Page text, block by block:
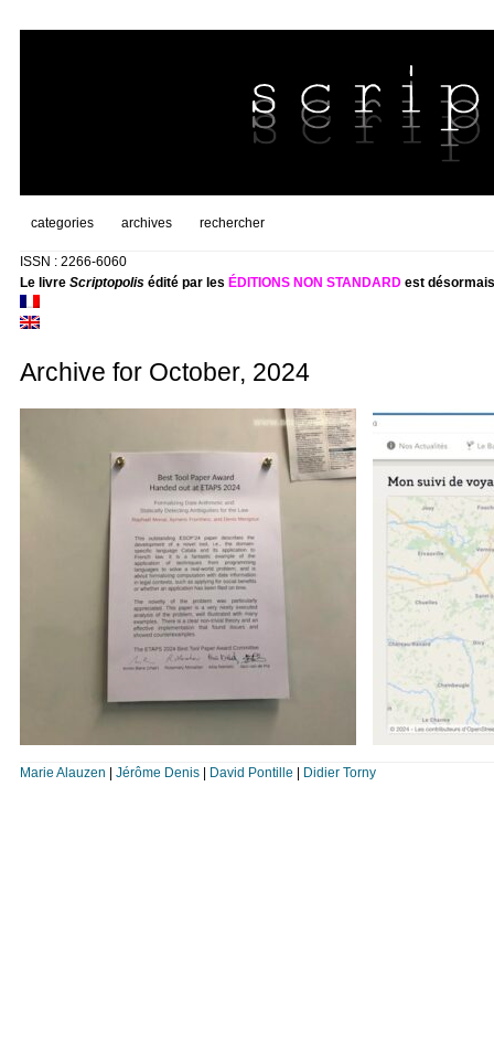
categories archives rechercher
ISSN : 2266-6060
Le livre Scriptopolisédité par les ÉDITIONS NON STANDARDest
Archive for October, 2024
Marie Alauzen Jérôme Denis| David Pontille Didier Torny